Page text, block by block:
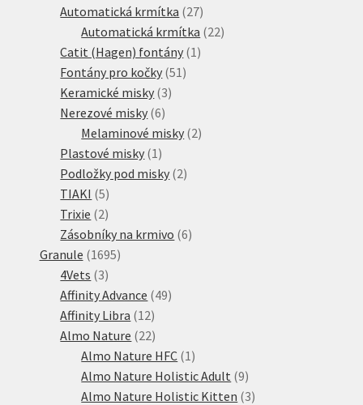
produktů
Automatická krmítka 2727
produktů
Automatická krmítka 2222
Catit (Hagen) fontány 1 1
Fontány pro kočky 51 51
Keramické misky 33
Nerezové misky 66
produktů
Melaminové misky 22
Plastové misky 1 1
produkt
Podložky pod misky 22
TIAKI 55
produktů
Trixie 22
produkty
Zásobníky na krmivo 66
Granule 16951695
4Vets 33
produkty
Affinity Advance 4949
Affinity Libra 1212
produktů
Almo Nature 2222
produktů
Almo Nature HFC 1 1
produkt
Almo Nature Holistic Adult 99
produktů
Almo Nature Holistic Kitten 33